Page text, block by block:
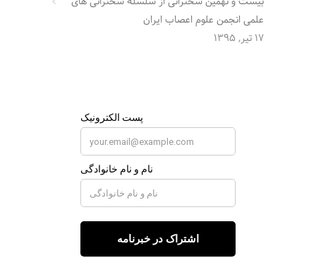
علمی انجمن علوم اعصاب ایران
17 تیر, 1395